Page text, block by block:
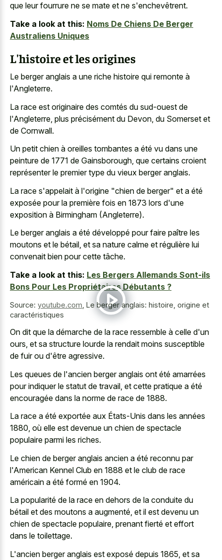
que leur fourrure ne se mate et ne s'enchevêtrent.
Take a look at this: Noms De Chiens De Berger
Australiens Uniques
L'histoire et les origines
Le berger anglais a une riche histoire qui remonte à
l'Angleterre.
La race est originaire des comtés du sud-ouest de
l'Angleterre, plus précisément du Devon, du Somerset et
de Cornwall.
Un petit chien à oreilles tombantes a été vu dans une
peinture de 1771 de Gainsborough, que certains croient
représenter le premier type du vieux berger anglais.
La race s'appelait à l'origine "chien de berger" et a été
exposée pour la première fois en 1873 lors d'une
exposition à Birmingham (Angleterre).
Le berger anglais a été développé pour faire paître les
moutons et le bétail, et sa nature calme et régulière lui
convenait bien pour cette tâche.
Take a look at this: Les Bergers Allemands Sont-ils
Bons Pour Les Propriétaires Débutants ?
Source: youtube.com Le berger anglais: histoire, origine et
caractéristiques
On dit que la démarche de la race ressemble à celle d'un
ours, et sa structure lourde la rendait moins susceptible
de fuir ou d'être agressive.
Les queues de l'ancien berger anglais ont été amarrées
pour indiquer le statut de travail, et cette pratique a été
encouragée dans la norme de race de 1888.
La race a été exportée aux États-Unis dans les années
1880, où elle est devenue un chien de spectacle
populaire parmi les riches.
Le chien de berger anglais ancien a été reconnu par
l'American Kennel Club en 1888 et le club de race
américain a été formé en 1904.
La popularité de la race en dehors de la conduite du
bétail et des moutons a augmenté, et il est devenu un
chien de spectacle populaire, prenant fierté et effort
dans le toilettage.
L'ancien berger anglais est exposé depuis 1865, et sa